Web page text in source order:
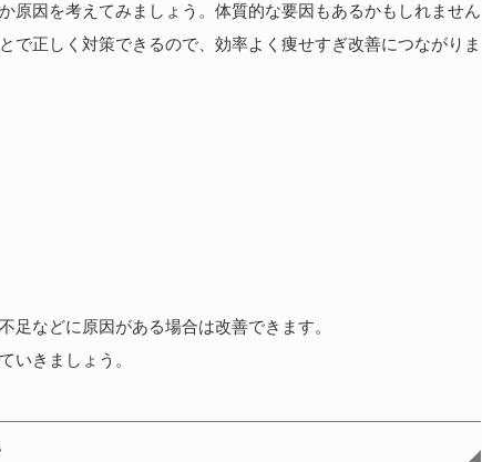
原因を考えてみましょう。体質的な要因もあるかもしれません
で正しく対策できるので、効率よく痩せすぎ改善につながりま
足などに原因がある場合は改善できます。
いきましょう。